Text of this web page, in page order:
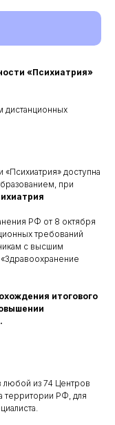
«Психиатрия»
дистанционных
доступна
при
РФ от 8 октября
требований
с высшим
итогового
любой из 74 Центров
территории РФ, для